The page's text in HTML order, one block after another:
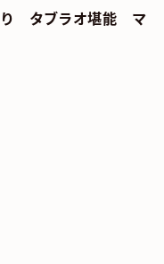
り タブラオ堪能 マ